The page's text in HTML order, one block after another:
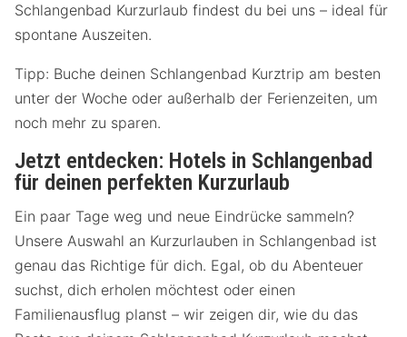
Schlangenbad Kurzurlaub findest du bei uns – ideal für
spontane Auszeiten.
Tipp: Buche deinen Schlangenbad Kurztrip am besten
unter der Woche oder außerhalb der Ferienzeiten, um
noch mehr zu sparen.
Jetzt entdecken: Hotels in Schlangenbad
für deinen perfekten Kurzurlaub
Ein paar Tage weg und neue Eindrücke sammeln?
Unsere Auswahl an Kurzurlauben in Schlangenbad ist
genau das Richtige für dich. Egal, ob du Abenteuer
suchst, dich erholen möchtest oder einen
Familienausflug planst – wir zeigen dir, wie du das